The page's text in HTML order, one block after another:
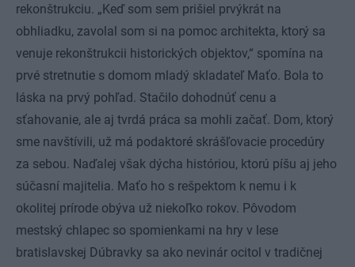
rekonštrukciu. „Keď som sem prišiel prvýkrát na
obhliadku, zavolal som si na pomoc architekta, ktorý sa
venuje rekonštrukcii historických objektov,“ spomína na
prvé stretnutie s domom mladý skladateľ Maťo. Bola to
láska na prvý pohľad. Stačilo dohodnúť cenu a
sťahovanie, ale aj tvrdá práca sa mohli začať. Dom, ktorý
sme navštívili, už má podaktoré skrášľovacie procedúry
za sebou. Naďalej však dýcha históriou, ktorú píšu aj jeho
súčasní majitelia. Maťo ho s rešpektom k nemu i k
okolitej prírode obýva už niekoľko rokov. Pôvodom
mestský chlapec so spomienkami na hry v lese
bratislavskej Dúbravky sa ako nevinár ocitol v tradičnej